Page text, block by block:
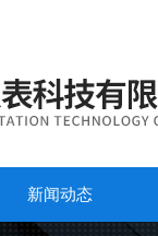
新闻动态